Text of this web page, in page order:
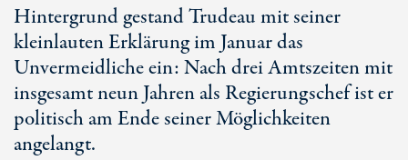
Hintergrund gestand Trudeau mit seiner
kleinlauten Erklärung im Januar das
Unvermeidliche ein: Nach drei Amtszeiten mit
insgesamt neun Jahren als Regierungschef ist er
politisch am Ende seiner Möglichkeiten
angelangt.